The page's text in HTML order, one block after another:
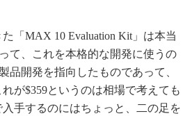
「MAX 10 Evaluation Kit」は本当
て、これを本格的な開発に使うの
品開発を指向したものであって、
が$359というのは相場で考えても
手するのにはちょっと、二の足を